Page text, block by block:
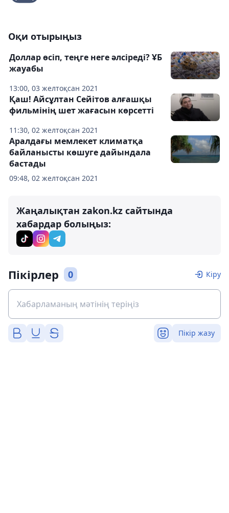
Оқи отырыңыз
13:00, 03 желтоқсан 2021
Доллар өсіп, теңге неге әлсіреді? ҰБ
жауабы
11:30, 02 желтоқсан 2021
Қаш! Айсұлтан Сейітов алғашқы
фильмінің шет жағасын көрсетті
09:48, 02 желтоқсан 2021
Аралдағы мемлекет климатқа
байланысты көшуге дайындала
бастады
Жаңалықтан zakon.kz сайтында
хабардар болыңыз:
Пікірлер 0 Кіру
Пікір жазу